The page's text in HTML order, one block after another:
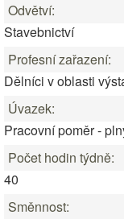
Odvětví:
Stavebnictví
Profesní zařazení:
Dělníci v oblasti
Úvazek:
Pracovní poměr -
Počet hodin týdně:
40
Směnnost: